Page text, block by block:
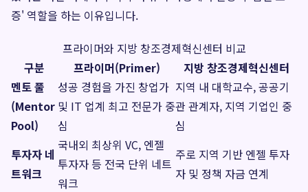
증' 역할을 하는 이유입니다.
프라이머와 지방 창조경제혁신센터 비교
구분
프라이머(Primer)
지방 창조경제혁신센터
멘토 풀
(Mentor
Pool)
성공 경험을 가진 창업가
및 IT 업계 최고 전문가 중
심
지역 내 대학교수, 공공기
관 관계자, 지역 기업인 중
심
투자자 네
트워크
국내외 최상위 VC, 엔젤
투자자 등 전국 단위 네트
워크
주로 지역 기반 엔젤 투자
자 및 정책 자금 연계